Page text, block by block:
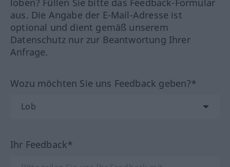
loben? Füllen Sie bitte das Feedback-Formular
aus. Die Angabe der E-Mail-Adresse ist
optional und dient gemäß unserem
Datenschutz nur zur Beantwortung Ihrer
Anfrage.
Wozu möchten Sie uns Feedback geben?*
Ihr Feedback*